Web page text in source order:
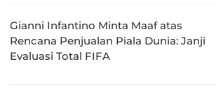
Gianni Infantino Minta Maaf atas
Rencana Penjualan Piala Dunia: Janji
Evaluasi Total FIFA